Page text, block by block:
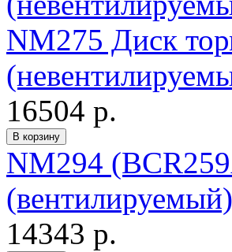
NM275 Диск
16504 р.
NM294
(вентилируемый)
14343 р.